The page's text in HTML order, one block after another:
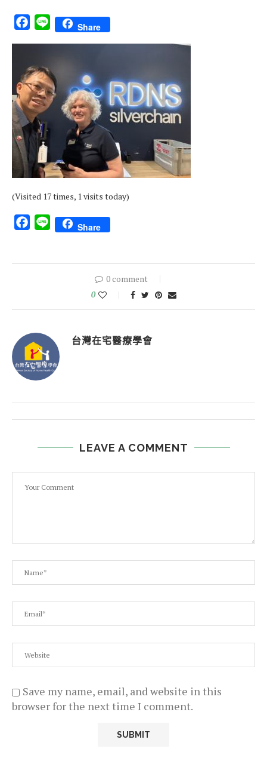
Facebook
Line Share
(Visited 17 times, 1 visits today)
Facebook
Line Share
0 comment
0
台灣在宅醫療學會
LEAVE A COMMENT
Save my name, email, and website in this
browser for the next time I comment.